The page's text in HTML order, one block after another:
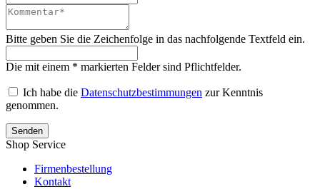
Bitte geben Sie die Zeichenfolge in das nachfolgende Textfeld ein.
Die mit einem * markierten Felder sind Pflichtfelder.
Ich habe die Datenschutzbestimmungen zur Kenntnis
genommen.
Senden
Shop Service
Firmenbestellung
Kontakt